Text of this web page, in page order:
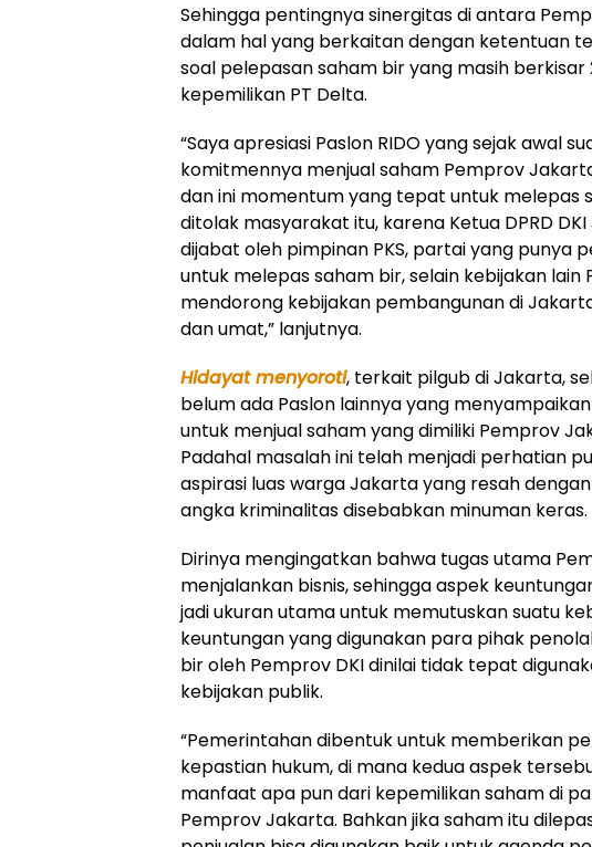
Sehingga pentingnya sinergitas di antara
dalam hal yang berkaitan dengan ketentuan
soal pelepasan saham bir yang masih berkisar
kepemilikan PT Delta.
“Saya apresiasi Paslon RIDO yang sejak awal
komitmennya menjual saham Pemprov
dan ini momentum yang tepat untuk melepas
ditolak masyarakat itu, karena Ketua DPRD
dijabat oleh pimpinan PKS, partai yang punya
untuk melepas saham bir, selain kebijakan lain
mendorong kebijakan pembangunan di
dan umat,” lanjutnya.
Hidayat menyoroti, terkait pilgub di Jakarta,
belum ada Paslon lainnya yang
untuk menjual saham yang dimiliki Pemprov
Padahal masalah ini telah menjadi perhatian
aspirasi luas warga Jakarta yang resah
angka kriminalitas disebabkan minuman keras.
Dirinya mengingatkan bahwa tugas utama
menjalankan bisnis, sehingga aspek
jadi ukuran utama untuk memutuskan suatu
keuntungan yang digunakan para pihak
bir oleh Pemprov DKI dinilai tidak tepat
kebijakan publik.
“Pemerintahan dibentuk untuk memberikan
kepastian hukum, di mana kedua aspek
manfaat apa pun dari kepemilikan saham di
Pemprov Jakarta. Bahkan jika saham itu